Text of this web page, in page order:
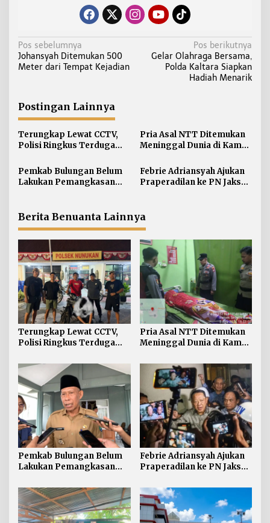
N
a
g
a
s
i
o
Pos sebelumnya
Johansyah Ditemukan 500
Meter dari Tempat Kejadian
Pos berikutnya
Gelar Olahraga Bersama,
Polda Kaltara Siapkan
Hadiah Menarik
Postingan Lainnya
Terungkap Lewat CCTV,
Polisi Ringkus Terduga
Nunukan
Pria Asal NTT Ditemukan
Meninggal Dunia di Kamar
Pemkab Bulungan Belum
Lakukan Pemangkasan
Febrie Adriansyah Ajukan
Praperadilan ke PN Jaksel
Berita Benuanta Lainnya
Terungkap Lewat CCTV,
Polisi Ringkus Terduga
Nunukan
Pria Asal NTT Ditemukan
Meninggal Dunia di Kamar
Pemkab Bulungan Belum
Lakukan Pemangkasan
Ada Arahan Pusat
Febrie Adriansyah Ajukan
Praperadilan ke PN Jaksel